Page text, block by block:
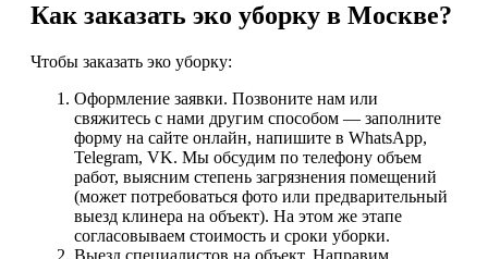
Как заказать эко уборку в Москве?
Чтобы заказать эко уборку:
Оформление заявки. Позвоните нам или
свяжитесь с нами другим способом — заполните
форму на сайте онлайн, напишите в WhatsApp,
Telegram, VK. Мы обсудим по телефону объем
работ, выясним степень загрязнения помещений
(может потребоваться фото или предварительный
выезд клинера на объект). На этом же этапе
согласовываем стоимость и сроки уборки.